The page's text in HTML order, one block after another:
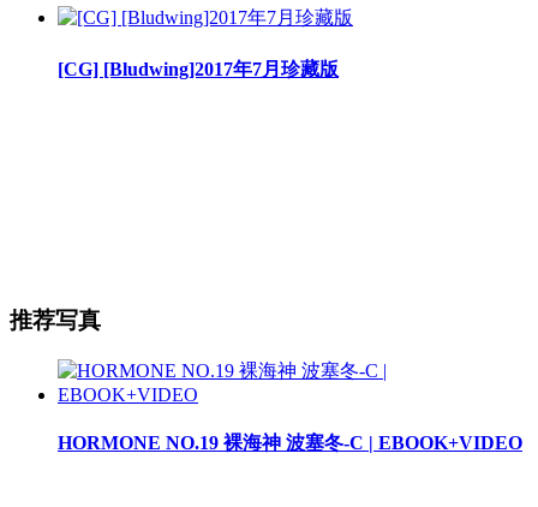
[CG] [Bludwing]2017年7月珍藏版
推荐写真
HORMONE NO.19 裸海神 波塞冬-C | EBOOK+VIDEO